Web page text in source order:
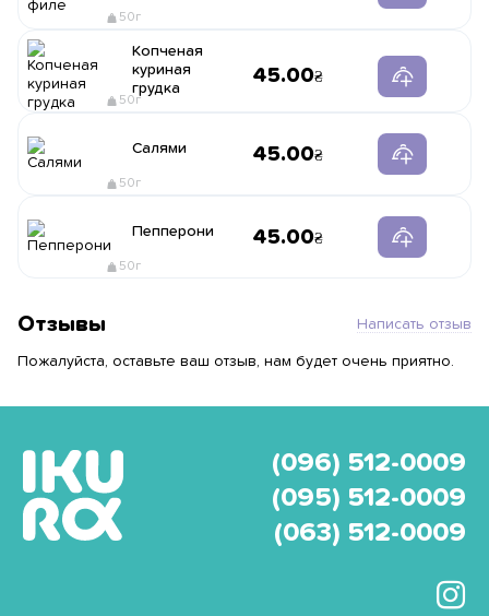
50г
Копченая
куриная
грудка
50г
45.00
Салями
50г
45.00
Пепперони
50г
45.00
Отзывы Написать отзыв
Пожалуйста, оставьте ваш отзыв, нам будет очень приятно.
(096) 512-0009
(095) 512-0009
(063) 512-0009